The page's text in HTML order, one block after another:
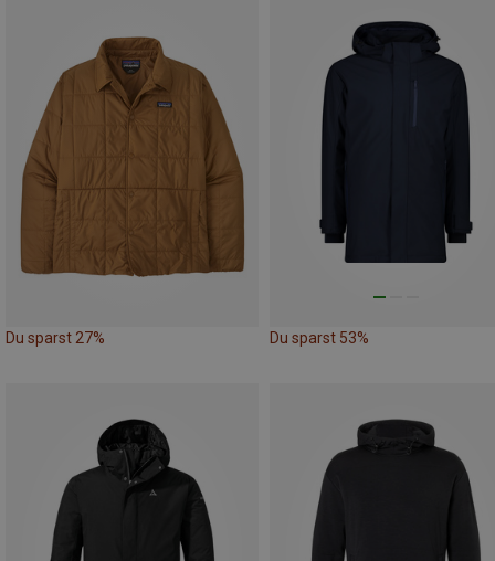
Du sparst 27% Du sparst 53%